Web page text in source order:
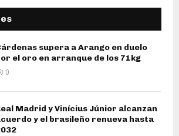
supera a Arango en duelo
el oro en arranque de los 71kg
0
Madrid y Vinícius Júnior alcanzan
y el brasileño renueva hasta